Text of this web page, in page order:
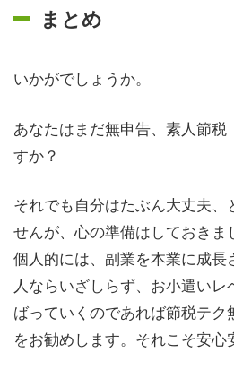
まとめ
いかがでしょうか。
あなたはまだ無申告、素人節税
すか？
それでも自分はたぶん大丈夫、
せんが、心の準備はしておきま
個人的には、副業を本業に成長
人ならいざしらず、お小遣い
ばっていくのであれば節税テ
をお勧めします。それこそ安心